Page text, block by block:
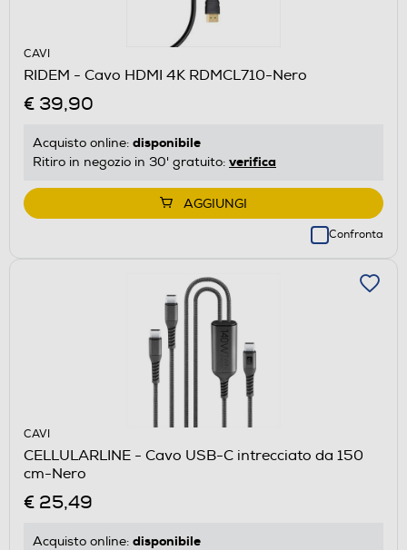
CAVI
RIDEM - Cavo HDMI 4K RDMCL710-Nero
€ 39,90
Acquisto online: disponibile
Ritiro in negozio in 30' gratuito: verifica
AGGIUNGI
Confronta
CAVI
CELLULARLINE - Cavo USB-C intrecciato da 150
cm-Nero
€ 25,49
Acquisto online: disponibile